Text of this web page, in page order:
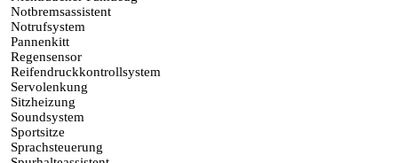
Notbremsassistent
Notrufsystem
Pannenkitt
Regensensor
Reifendruckkontrollsystem
Servolenkung
Sitzheizung
Soundsystem
Sportsitze
Sprachsteuerung